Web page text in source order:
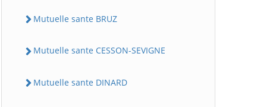
Mutuelle sante BRUZ
Mutuelle sante CESSON-SEVIGNE
Mutuelle sante DINARD